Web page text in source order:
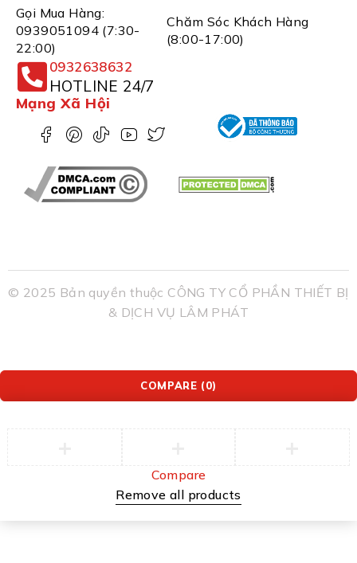
Gọi Mua Hàng:
0939051094 (7:30-
22:00)
Chăm Sóc Khách Hàng
(8:00-17:00)
0932638632
HOTLINE 24/7
Mạng Xã Hội
© 2025 Bản quyền thuộc CÔNG TY CỔ PHẦN THIẾT BỊ
& DỊCH VỤ LÂM PHÁT
COMPARE (0)
Compare
Remove all products